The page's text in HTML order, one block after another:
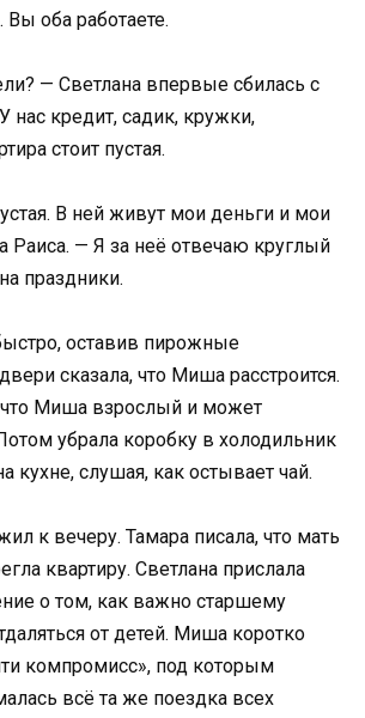
оба работаете.
— Светлана впервые сбилась с
нас кредит, садик, кружки,
стоит пустая.
В ней живут мои деньги и мои
Раиса. — Я за неё отвечаю круглый
праздники.
оставив пирожные
сказала, что Миша расстроится.
что Миша взрослый и может
убрала коробку в холодильник
кухне, слушая, как остывает чай.
к вечеру. Тамара писала, что мать
квартиру. Светлана прислала
о том, как важно старшему
от детей. Миша коротко
компромисс», под которым
всё та же поездка всех